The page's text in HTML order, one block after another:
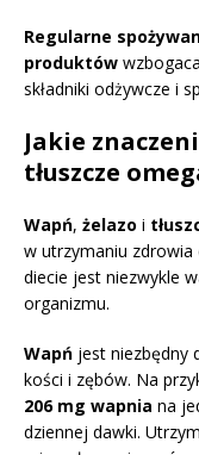
Regularne
produktów
składniki odżywcze i
Jakie
tłuszcze
Wapń, żelazo i
w utrzymaniu zdrowia
diecie jest niezwykle
organizmu.
Wapń jest niezbędny
kości i zębów. Na
206 mg wapnia na
dziennej dawki.